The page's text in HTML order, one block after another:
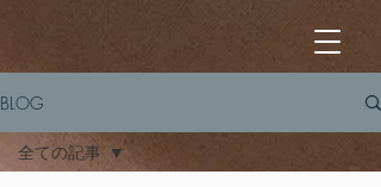
BLOG
全ての記事